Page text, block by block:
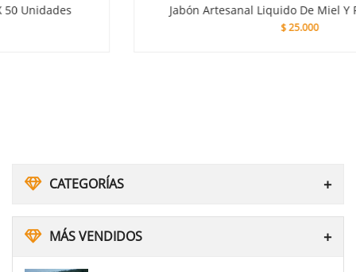
CATEGORÍAS
MÁS VENDIDOS
Jabón Artesanal Liquido De Miel Y Polen X 125 Ml